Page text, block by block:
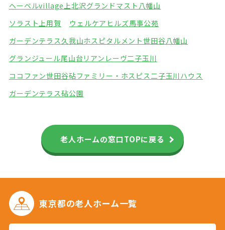
ヘーベルvillage上北沢グランドマスト八幡山
ソラスト上用賀
ウェルケアヒルズ馬事公苑
ガーデンテラス久我山ホスピタルメント世田谷八幡山
グランジュール尾山台リアンレーヴ二子玉川
ココファン世田谷砧ファミリー・ホスピス二子玉川ハウス
ガーデンテラス砧公園
老人ホームの窓口TOPに戻る
東京都の老人ホーム一覧